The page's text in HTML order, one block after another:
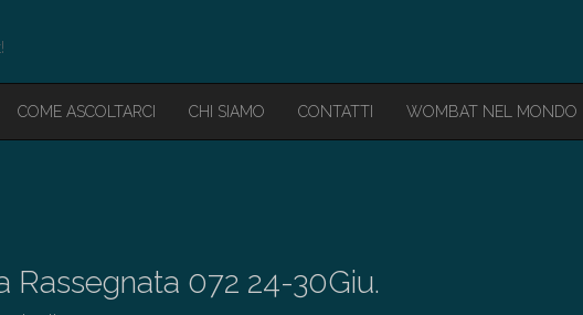
COME ASCOLTARCI CHI SIAMO CONTATTI WOMBAT NEL MONDO
Rassegnata 072 24-30Giu.